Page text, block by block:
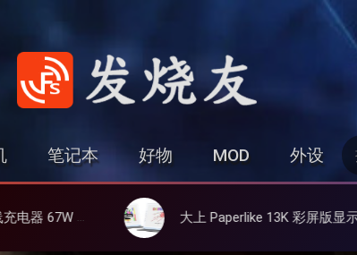
发烧友
笔记本 好物 MOD 外设
搜
索
：
充 大上 Paperlike 13K 彩屏版显示屏，13.3英寸高刷彩色墨水屏